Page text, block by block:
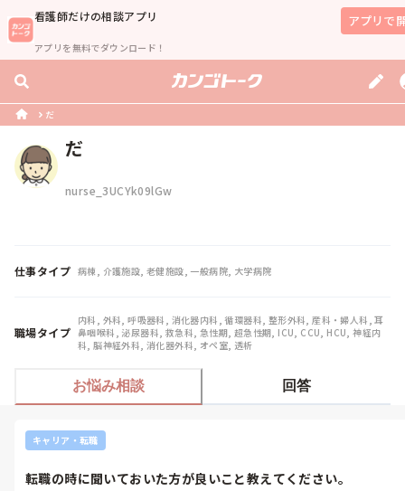
看護師だけの相談アプリ
アプリを無料でダウンロード！
アプリで
だ
だ
nurse_3UCYk09lGw
仕事タイプ 病棟, 介護施設, 老健施設, 一般病院, 大学病院
職場タイプ
内科, 外科, 呼吸器科, 消化器内科, 循環器科, 整形外科, 産科・婦人科, 耳
鼻咽喉科, 泌尿器科, 救急科, 急性期, 超急性期, ICU, CCU, HCU, 神経内
科, 脳神経外科, 消化器外科, オペ室, 透析
お悩み相談 回答
キャリア・転職
転職の時に聞いておいた方が良いこと教えてください。